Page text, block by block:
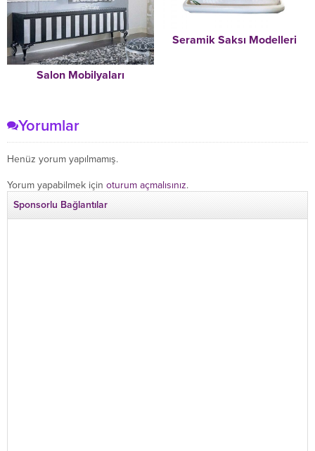
Salon Mobilyaları
Yorumlar
Henüz yorum yapılmamış.
Yorum yapabilmek için oturum açmalısınız.
Sponsorlu Bağlantılar